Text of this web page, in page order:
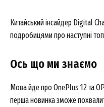
Китайський інсайдер Digital
подробицями про наступні
Ось що ми знаємо
Мова йде про OnePlus 12 та
перша новинка зможе